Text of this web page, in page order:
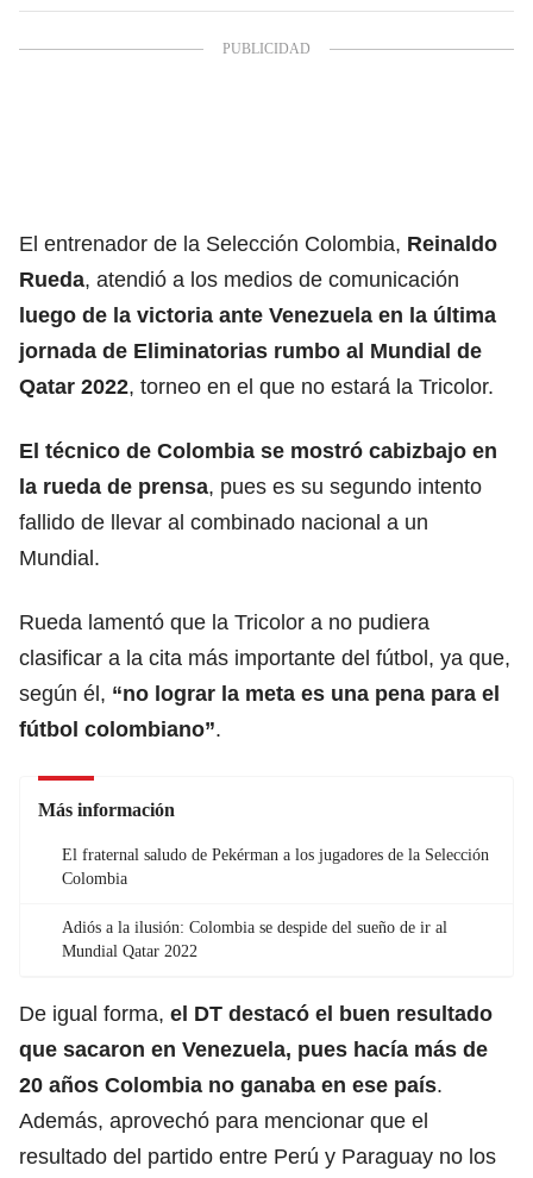
El entrenador de la Selección Colombia, Reinaldo
Rueda, atendió a los medios de comunicación
luego de la victoria ante Venezuela en la última
jornada de Eliminatorias rumbo al Mundial de
Qatar 2022, torneo en el que no estará la Tricolor.
El técnico de Colombia se mostró cabizbajo en
la rueda de prensa, pues es su segundo intento
fallido de llevar al combinado nacional a un
Mundial.
Rueda lamentó que la Tricolor a no pudiera
clasificar a la cita más importante del fútbol, ya que,
según él, “no lograr la meta es una pena para el
fútbol colombiano”.
Más información
El fraternal saludo de Pekérman a los jugadores de la Selección
Colombia
Adiós a la ilusión: Colombia se despide del sueño de ir al
Mundial Qatar 2022
De igual forma, el DT destacó el buen resultado
que sacaron en Venezuela, pues hacía más de
20 años Colombia no ganaba en ese país.
Además, aprovechó para mencionar que el
resultado del partido entre Perú y Paraguay no los